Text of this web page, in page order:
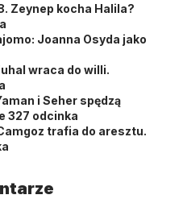
Zeynep kocha Halila?
Joanna Osyda jako
wraca do willi.
i Seher spędzą
327 odcinka
trafia do aresztu.